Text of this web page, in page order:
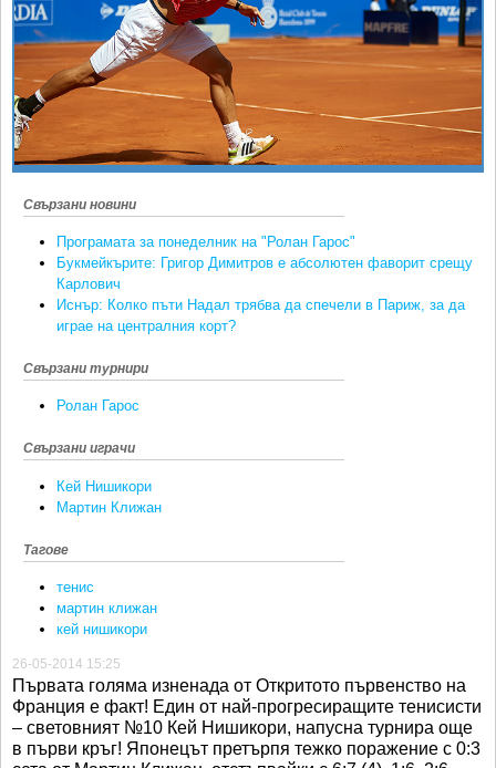
КЛУБОВЕ
БЛОГ
ВИДЕО
ЖЪЛТО
Спорт&Фитнес
Други
Любители
Свързани новини
Програмата за понеделник на "Ролан Гарос"
Букмейкърите: Григор Димитров е абсолютен фаворит срещу
Карлович
Иснър: Колко пъти Надал трябва да спечели в Париж, за да
играе на централния корт?
Свързани турнири
Ролан Гарос
Свързани играчи
Кей Нишикори
Мартин Клижан
Тагове
тенис
мартин клижан
кей нишикори
26-05-2014 15:25
Първата голяма изненада от Откритото първенство на
Франция е факт! Един от най-прогресиращите тенисисти
– световният №10 Кей Нишикори, напусна турнира още
в първи кръг! Японецът претърпя тежко поражение с 0:3